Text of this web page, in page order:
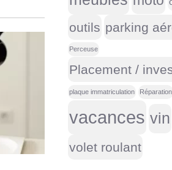
outils parking
Perceuse
Placement /
plaque immatriculation Réparation
vacances vin
volet roulant